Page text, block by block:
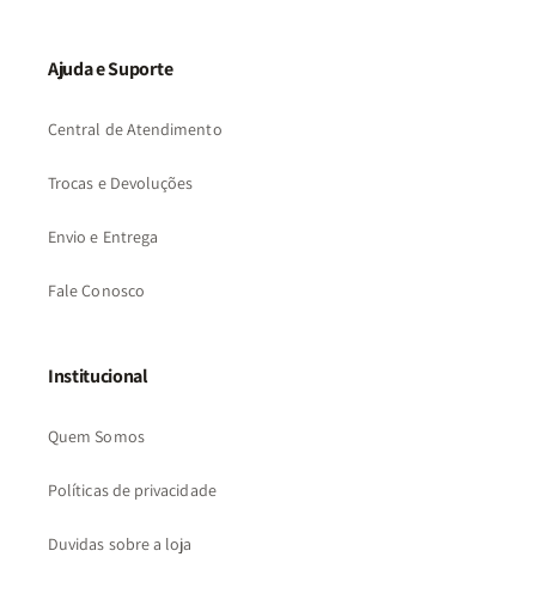
Ajuda e Suporte
Central de Atendimento
Trocas e Devoluções
Envio e Entrega
Fale Conosco
Institucional
Quem Somos
Políticas de privacidade
Duvidas sobre a loja